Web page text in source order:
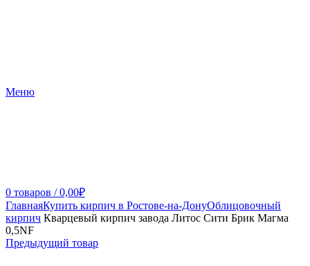
Меню
0 товаров / 0,00₽
ГлавнаяКупить кирпич в Ростове-на-ДонуОблицовочный
кирпич Кварцевый кирпич завода Литос Сити Брик Магма
0,5NF
Предыдущий товар